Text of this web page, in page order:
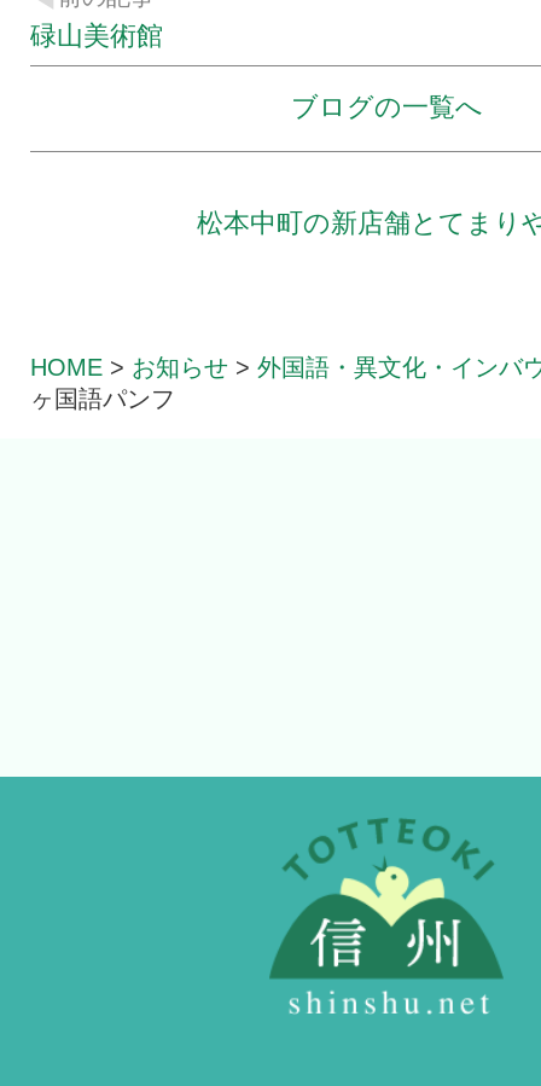
碌山美術館
ブログの一覧へ
松本中町の新店舗とてまり
HOME > お知らせ >外国語・異文化・インバ
ヶ国語パンフ